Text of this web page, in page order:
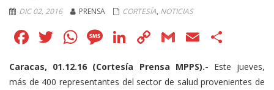
DIC 02, 2016 PRENSA CORTESÍA, NOTICIAS
Facebook
Twitter
WhatsApp
Message
LinkedIn
CopyGmailEmail
Caracas, 01.12.16 (Cortesía Prensa MPPS).- Este jueves,
más de 400 representantes del sector de salud provenientes de